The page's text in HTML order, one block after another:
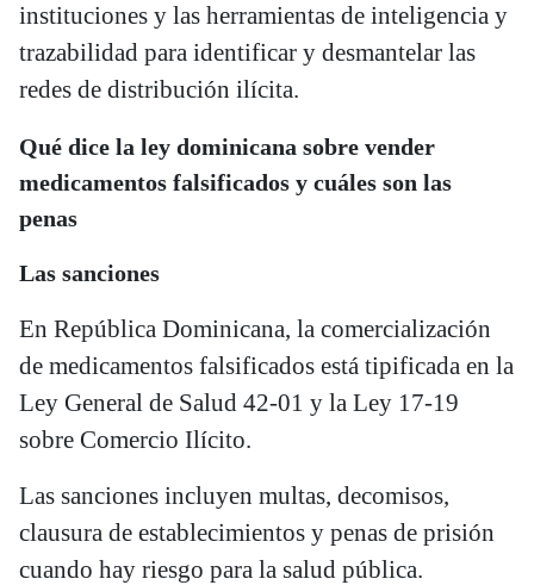
instituciones y las herramientas de inteligencia y
trazabilidad para identificar y desmantelar las
redes de distribución ilícita.
Qué dice la ley dominicana sobre vender
medicamentos falsificados y cuáles son las
penas
Las sanciones
En República Dominicana, la comercialización
de medicamentos falsificados está tipificada en la
Ley General de Salud 42-01 y la Ley 17-19
sobre Comercio Ilícito.
Las sanciones incluyen multas, decomisos,
clausura de establecimientos y penas de prisión
cuando hay riesgo para la salud pública.